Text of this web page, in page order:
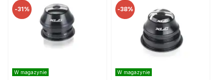
-31%
W magazynie
-38%
W magazynie